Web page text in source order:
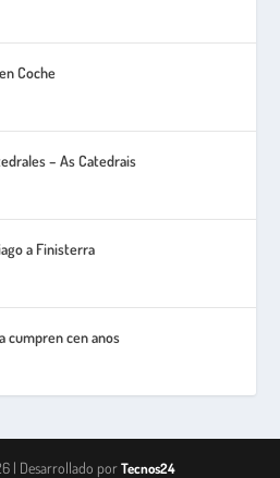
Coche
– As Catedrais
a Finisterra
cumpren cen anos
| Desarrollado porTecnos24